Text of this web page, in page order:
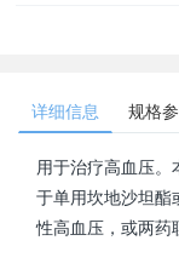
详细信息 规格
用于治疗高血压
于单用坎地沙坦酯
性高血压，或两药